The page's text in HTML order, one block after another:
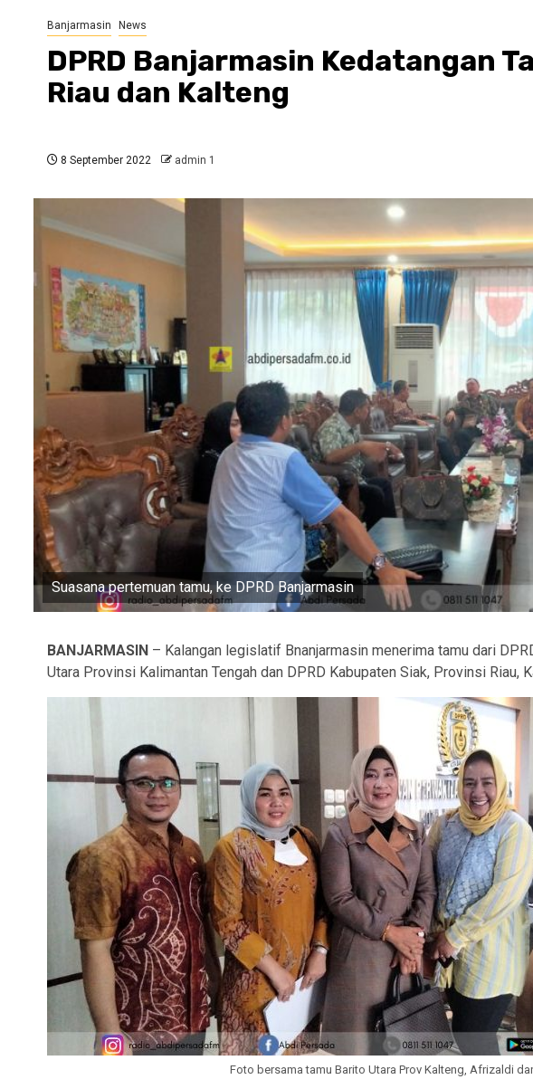
Banjarmasin News
DPRD Banjarmasin Kedatangan
Riau dan Kalteng
8 September 2022 admin 1
Suasana pertemuan tamu, ke DPRD Banjarmasin
BANJARMASIN – Kalangan legislatif Bnanjarmasin menerima tamu dari
Utara Provinsi Kalimantan Tengah dan DPRD Kabupaten Siak, Provinsi Riau,
Foto bersama tamu Barito Utara Prov Kalteng, Afrizaldi